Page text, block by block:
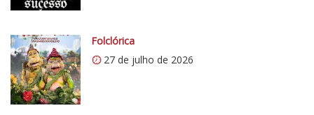
.
o
m
/
v
e
Folclórica
27 de julho de 2026